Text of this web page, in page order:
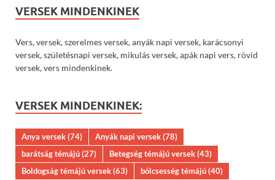
VERSEK MINDENKINEK
Vers, versek, szerelmes versek, anyák napi versek, karácsonyi
versek, születésnapi versek, mikulás versek, apák napi vers, rövid
versek, vers mindenkinek.
VERSEK MINDENKINEK:
Anya versek(74) Anyák napi versek(78)
barátság témájú(27) Betegség témájú versek(43)
Boldogság témájú versek(63) bölcsesség témájú(40)